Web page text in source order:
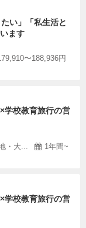
い」「私生活と
ます
〜188,936円
学校教育旅行の営
・大...
1年間~
学校教育旅行の営